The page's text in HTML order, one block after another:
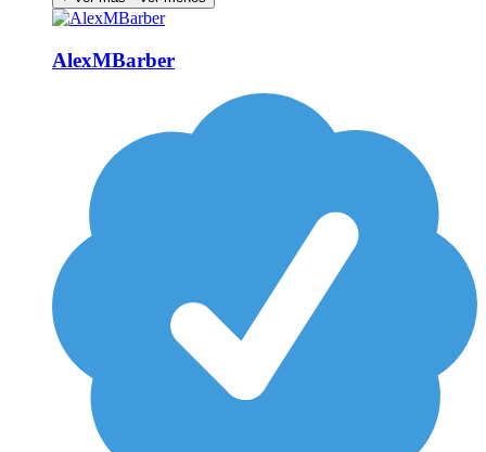
AlexMBarber